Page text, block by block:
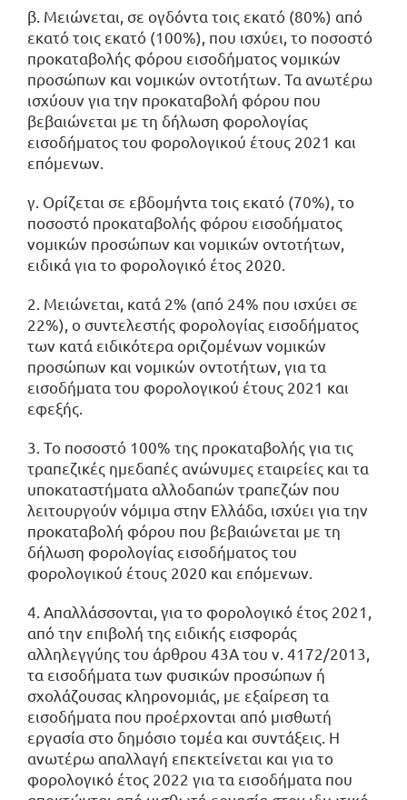
β. Μειώνεται, σε ογδόντα τοις εκατό (80%) από
εκατό τοις εκατό (100%), που ισχύει, το ποσοστό
προκαταβολής φόρου εισοδήματος νομικών
προσώπων και νομικών οντοτήτων. Τα ανωτέρω
ισχύουν για την προκαταβολή φόρου που
βεβαιώνεται με τη δήλωση φορολογίας
εισοδήματος του φορολογικού έτους 2021 και
επόμενων.
γ. Ορίζεται σε εβδομήντα τοις εκατό (70%), το
ποσοστό προκαταβολής φόρου εισοδήματος
νομικών προσώπων και νομικών οντοτήτων,
ειδικά για το φορολογικό έτος 2020.
2. Μειώνεται, κατά 2% (από 24% που ισχύει σε
22%), ο συντελεστής φορολογίας εισοδήματος
των κατά ειδικότερα οριζομένων νομικών
προσώπων και νομικών οντοτήτων, για τα
εισοδήματα του φορολογικού έτους 2021 και
εφεξής.
3. Το ποσοστό 100% της προκαταβολής για τις
τραπεζικές ημεδαπές ανώνυμες εταιρείες και τα
υποκαταστήματα αλλοδαπών τραπεζών που
λειτουργούν νόμιμα στην Ελλάδα, ισχύει για την
προκαταβολή φόρου που βεβαιώνεται με τη
δήλωση φορολογίας εισοδήματος του
φορολογικού έτους 2020 και επόμενων.
4. Απαλλάσσονται, για το φορολογικό έτος 2021,
από την επιβολή της ειδικής εισφοράς
αλληλεγγύης του άρθρου 43Α του ν. 4172/2013,
τα εισοδήματα των φυσικών προσώπων ή
σχολάζουσας κληρονομιάς, με εξαίρεση τα
εισοδήματα που προέρχονται από μισθωτή
εργασία στο δημόσιο τομέα και συντάξεις. Η
ανωτέρω απαλλαγή επεκτείνεται και για το
φορολογικό έτος 2022 για τα εισοδήματα που